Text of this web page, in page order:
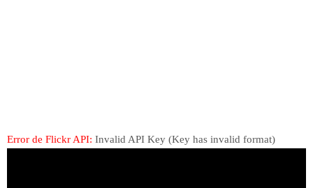
Error de Flickr API: Invalid API Key (Key has invalid format)